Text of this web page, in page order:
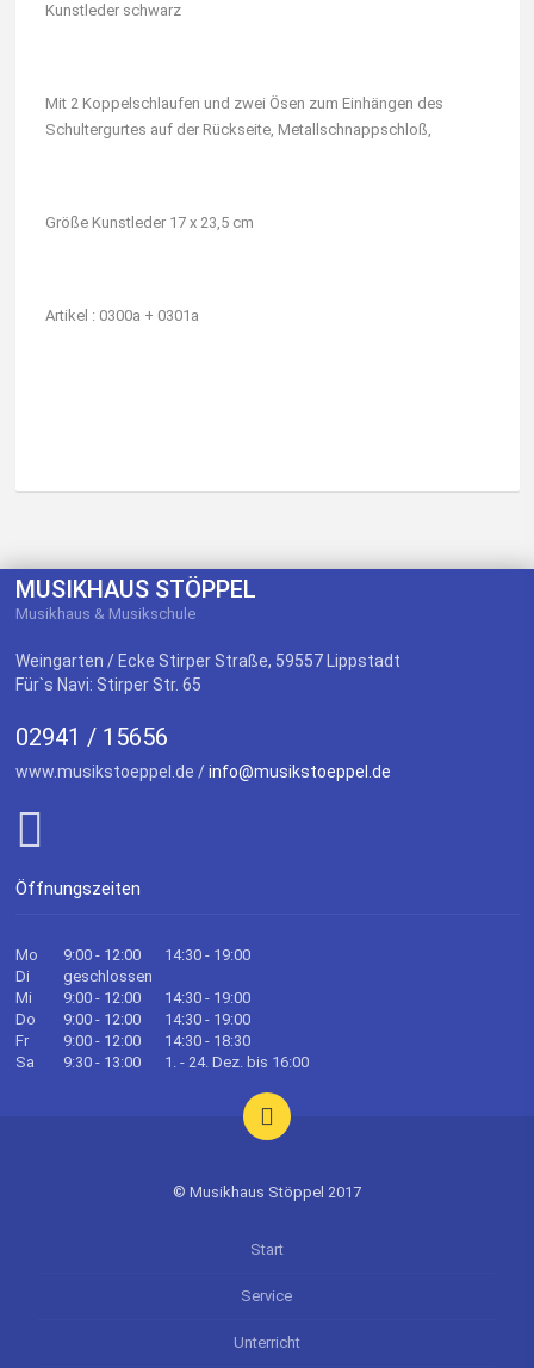
Kunstleder schwarz
Mit 2 Koppelschlaufen und zwei Ösen zum Einhängen des
Schultergurtes auf der Rückseite, Metallschnappschloß,
Größe Kunstleder 17 x 23,5 cm
Artikel : 0300a + 0301a
MUSIKHAUS STÖPPEL
Musikhaus & Musikschule
Weingarten / Ecke Stirper Straße, 59557 Lippstadt
Für`s Navi: Stirper Str. 65
02941 / 15656
www.musikstoeppel.de /info@musikstoeppel.de
Öffnungszeiten
Mo 9:00 - 12:00
14:30 - 19:00
Di
geschlossen
Mi
9:00 - 12:00
14:30 - 19:00
Do
9:00 - 12:00
14:30 - 19:00
Fr
9:00 - 12:00
14:30 - 18:30
Sa
9:30 - 13:00 1. - 24. Dez. bis 16:00
© Musikhaus Stöppel 2017
Start
Service
Unterricht